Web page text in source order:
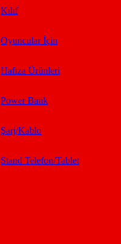
Kılıf
Oyuncular İçin
Hafıza Ürünleri
Power Bank
Şarj/Kablo
Stand Telefon/Tablet